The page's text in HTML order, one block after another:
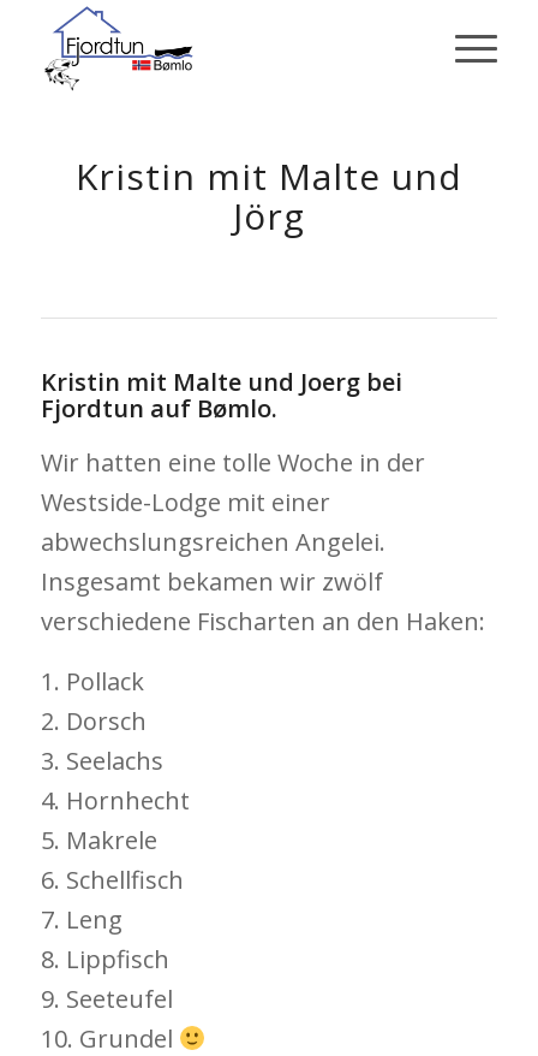
Kristin mit Malte und
Jörg
Kristin mit Malte und Joerg bei
Fjordtun auf Bømlo.
Wir hatten eine tolle Woche in der
Westside-Lodge mit einer
abwechslungsreichen Angelei.
Insgesamt bekamen wir zwölf
verschiedene Fischarten an den Haken:
1. Pollack
2. Dorsch
3. Seelachs
4. Hornhecht
5. Makrele
6. Schellfisch
7. Leng
8. Lippfisch
9. Seeteufel
10. Grundel